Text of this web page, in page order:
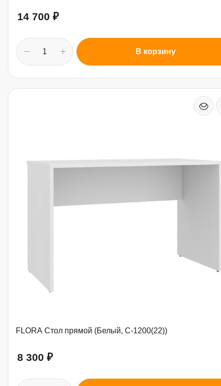
14 700 ₽
В корзину
FLORA Стол прямой (Белый, С-1200(22))
8 300 ₽